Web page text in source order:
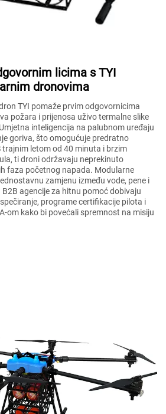
licima s TYI
dronovima
TYI pomaže prvim odgovornicima
požara i prijenosa uživo termalne slike
inteligencija na palubnom uređaju
goriva, što omogućuje predratno
letom od 40 minuta i brzim
ti droni održavaju neprekinuto
faza početnog napada. Modularne
zamjenu između vode, pene i
agencije za hitnu pomoć dobivaju
programe certifikacije pilota i
om kako bi povećali spremnost na misiju